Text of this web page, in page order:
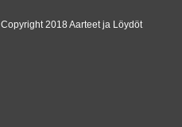
Copyright 2018 Aarteet ja Löydöt